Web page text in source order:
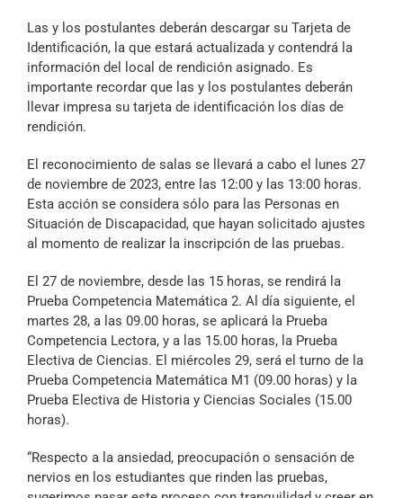
Las y los postulantes deberán descargar su Tarjeta de
Identificación, la que estará actualizada y contendrá la
información del local de rendición asignado. Es
importante recordar que las y los postulantes deberán
llevar impresa su tarjeta de identificación los días de
rendición.
El reconocimiento de salas se llevará a cabo el lunes 27
de noviembre de 2023, entre las 12:00 y las 13:00 horas.
Esta acción se considera sólo para las Personas en
Situación de Discapacidad, que hayan solicitado ajustes
al momento de realizar la inscripción de las pruebas.
El 27 de noviembre, desde las 15 horas, se rendirá la
Prueba Competencia Matemática 2. Al día siguiente, el
martes 28, a las 09.00 horas, se aplicará la Prueba
Competencia Lectora, y a las 15.00 horas, la Prueba
Electiva de Ciencias. El miércoles 29, será el turno de la
Prueba Competencia Matemática M1 (09.00 horas) y la
Prueba Electiva de Historia y Ciencias Sociales (15.00
horas).
“Respecto a la ansiedad, preocupación o sensación de
nervios en los estudiantes que rinden las pruebas,